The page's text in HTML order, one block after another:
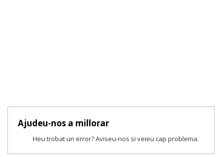
Ajudeu-nos a millorar
Heu trobat un error? Aviseu-nos si veieu cap problema.